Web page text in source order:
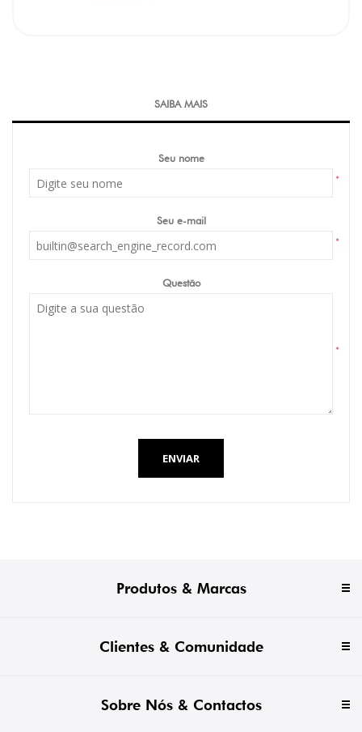
SAIBA MAIS
Seu nome
*
Seu e-mail
*
Questão
*
ENVIAR
Produtos & Marcas
Clientes & Comunidade
Sobre Nós & Contactos